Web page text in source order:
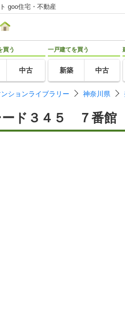
goo住宅・不動産
買う
中古
一戸建てを買う
新築 中古
ンションライブラリー 神奈川県
ード３４５ ７番館